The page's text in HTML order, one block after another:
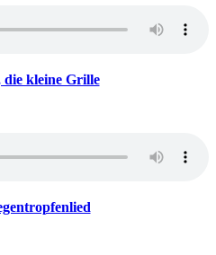
die kleine Grille